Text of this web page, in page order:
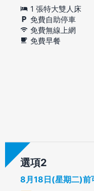
1 張特大雙人床
免費自助停車
免費無線上網
免費早餐
選項
8月18日(星期二)前